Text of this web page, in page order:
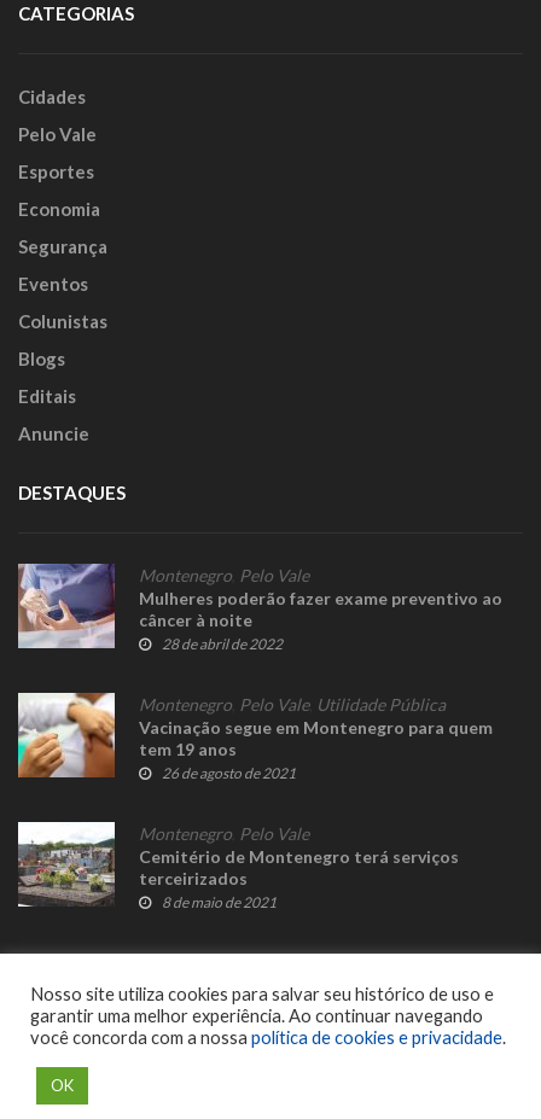
CATEGORIAS
Cidades
Pelo Vale
Esportes
Economia
Segurança
Eventos
Colunistas
Blogs
Editais
Anuncie
DESTAQUES
Montenegro Pelo Vale
Mulheres poderão fazer exame preventivo ao
câncer à noite
28 de abril de 2022
Montenegro Pelo Vale, Utilidade Pública
Vacinação segue em Montenegro para quem
tem 19 anos
26 de agosto de 2021
Montenegro Pelo Vale
Cemitério de Montenegro terá serviços
terceirizados
8 de maio de 2021
Nosso site utiliza cookies para salvar seu histórico de uso e
garantir uma melhor experiência. Ao continuar navegando
você concorda com a nossa política de cookies e privacidade.
OK